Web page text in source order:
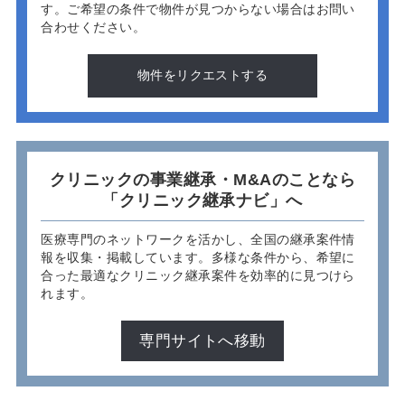
す。 ご希望の条件で物件が見つからない場合はお問い
合わせください。
物件をリクエストする
クリニックの事業継承・M&Aのことなら
「クリニック継承ナビ」へ
医療専門のネットワークを活かし、全国の継承案件情
報を収集・掲載しています。多様な条件から、希望に
合った最適なクリニック継承案件を効率的に見つけら
れます。
専門サイトへ移動